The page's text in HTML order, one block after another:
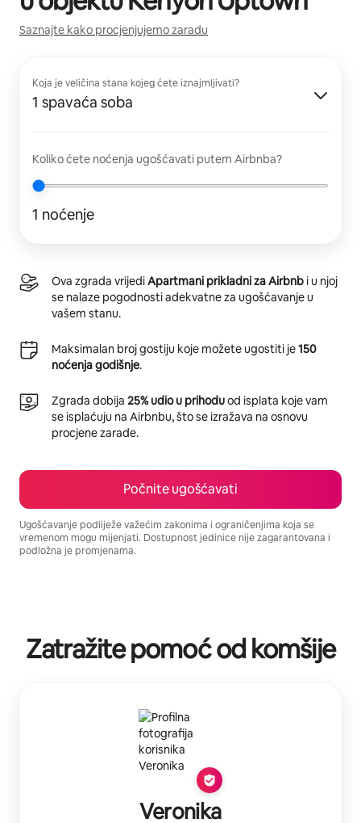
Saznajte kako procjenjujemo zaradu
Koja je veličina stana kojeg ćete iznajmljivati?
1 spavaća soba
Koliko ćete noćenja ugošćavati putem Airbnba?
1 noćenje
Ova zgrada vrijediApartmani prikladni za Airbnb i u njoj
se nalaze pogodnosti adekvatne za ugošćavanje u
vašem stanu.
Maksimalan broj gostiju koje možete ugostiti je150
noćenja godišnje.
Zgrada dobija 25% udio u prihoduod isplata koje vam
se isplaćuju na Airbnbu, što se izražava na osnovu
procjene zarade.
Počnite ugošćavati
Ugošćavanje podliježe važećim zakonima i ograničenjima koja se
vremenom mogu mijenjati. Dostupnost jedinice nije zagarantovana i
podložna je promjenama.
Zatražite pomoć od komšije
Veronika